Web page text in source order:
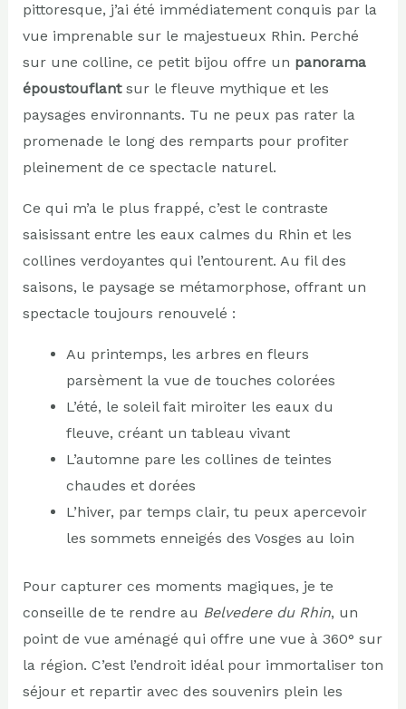
pittoresque, j’ai été immédiatement conquis par la
vue imprenable sur le majestueux Rhin. Perché
sur une colline, ce petit bijou offre un panorama
époustouflantsur le fleuve mythique et les
paysages environnants. Tu ne peux pas rater la
promenade le long des remparts pour profiter
pleinement de ce spectacle naturel.
Ce qui m’a le plus frappé, c’est le contraste
saisissant entre les eaux calmes du Rhin et les
collines verdoyantes qui l’entourent. Au fil des
saisons, le paysage se métamorphose, offrant un
spectacle toujours renouvelé :
Au printemps, les arbres en fleurs
parsèment la vue de touches colorées
L’été, le soleil fait miroiter les eaux du
fleuve, créant un tableau vivant
L’automne pare les collines de teintes
chaudes et dorées
L’hiver, par temps clair, tu peux apercevoir
les sommets enneigés des Vosges au loin
Pour capturer ces moments magiques, je te
conseille de te rendre au Belvedere du Rhin, un
point de vue aménagé qui offre une vue à 360° sur
la région. C’est l’endroit idéal pour immortaliser ton
séjour et repartir avec des souvenirs plein les